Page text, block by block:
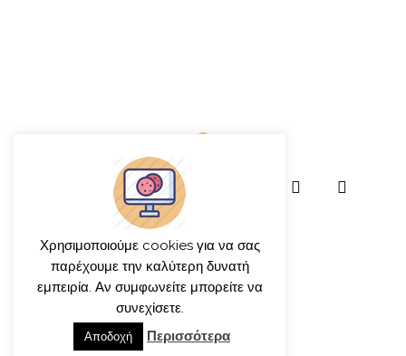
© γιώργος ιατρίδης 2013-2026
Χρησιμοποιούμε cookies για να σας
παρέχουμε την καλύτερη δυνατή
εμπειρία. Αν συμφωνείτε μπορείτε να
συνεχίσετε.
Αποδοχή Περισσότερα